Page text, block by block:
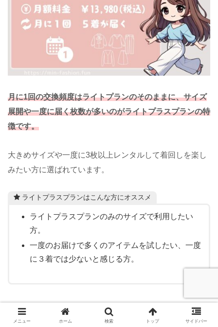
月に1回の交換頻度はライトプランのそのままに、サイズ
展開や一度に届く枚数が多いのがライトプラスプランの特
徴です。
大きめサイズや一度に3枚以上レンタルして着回しを楽し
みたい方に選ばれています。
ライトプラスプランはこんな方にオススメ
ライトプラスプランのみのサイズで利用したい
方。
一度のお届けで多くのアイテムを試したい、一度
に３着では少ないと感じる方。
各プランの料金まとめ
メニュー ホーム 検索 トップ サイドバー